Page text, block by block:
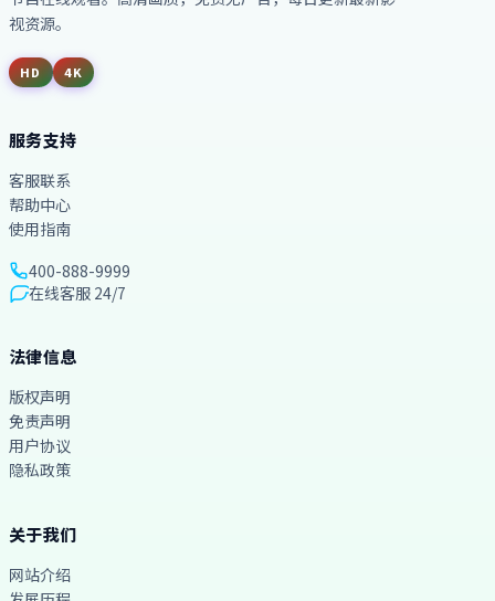
视资源。
HD 4K
服务支持
客服联系
帮助中心
使用指南
400-888-9999
在线客服 24/7
法律信息
版权声明
免责声明
用户协议
隐私政策
关于我们
网站介绍